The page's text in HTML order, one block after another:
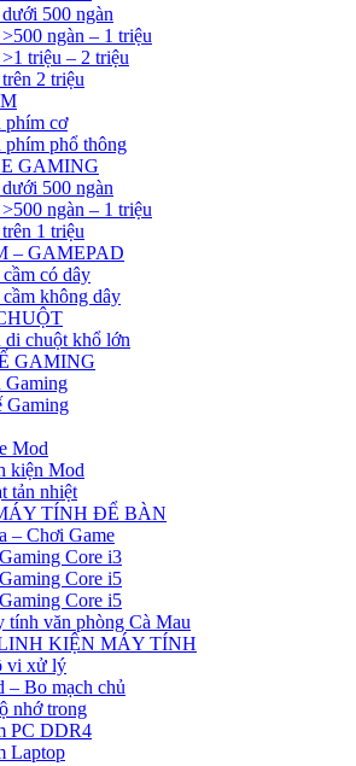
500 ngàn
ngàn – 1 triệu
triệu – 2 triệu
2 triệu
phím cơ
phím phổ thông
GAMING
500 ngàn
ngàn – 1 triệu
1 triệu
– GAMEPAD
có dây
không dây
di chuột khổ lớn
GAMING
Gaming
Gaming
Mod
kiện Mod
tản nhiệt
TÍNH ĐỂ BÀN
– Chơi Game
Core i3
Core i5
Core i5
tính văn phòng Cà Mau
KIỆN MÁY TÍNH
vi xử lý
– Bo mạch chủ
nhớ trong
PC DDR4
Laptop